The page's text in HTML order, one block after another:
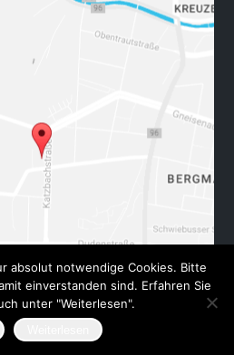
absolut notwendige Cookies. Bitte
einverstanden sind. Erfahren Sie
unter "Weiterlesen".